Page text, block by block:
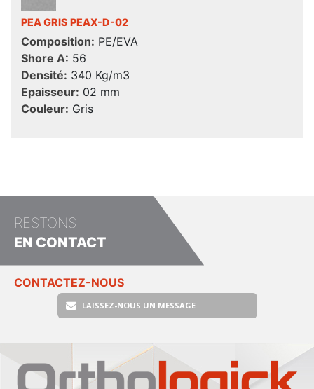
PEA GRIS PEAX-D-02
Composition: PE/EVA
Shore A: 56
Densité: 340 Kg/m3
Epaisseur: 02 mm
Couleur: Gris
RESTONS
EN CONTACT
CONTACTEZ-NOUS
LAISSEZ-NOUS UN MESSAGE